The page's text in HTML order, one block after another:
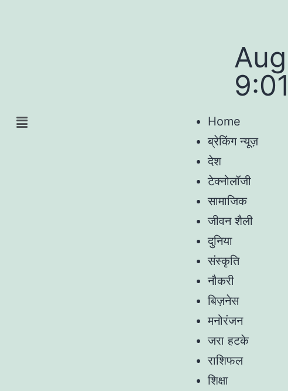
Home
ब्रेकिंग न्यूज़
देश
टेक्नोलॉजी
सामाजिक
जीवन शैली
दुनिया
संस्कृति
नौकरी
बिज़नेस
मनोरंजन
जरा हटके
राशिफल
शिक्षा